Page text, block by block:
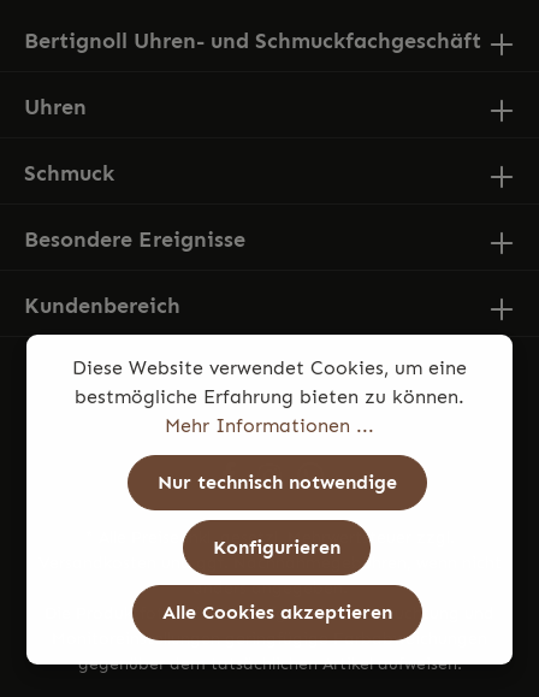
Bertignoll Uhren- und Schmuckfachgeschäft
Uhren
Schmuck
Besondere Ereignisse
Kundenbereich
* Alle Preise inkl. gesetzl. Mehrwertsteuer zzgl.
und ggf. Nachnahmegebühren, wenn nicht
anders angegeben.
Die Produktfotos können aufgrund von Beleuchtung und
Monitoreinstellungen geringfügige Farbabweichungen
gegenüber dem tatsächlichen Artikel aufweisen.
Diese Website verwendet Cookies, um eine
bestmögliche Erfahrung bieten zu können.
Mehr Informationen ...
Nur technisch notwendige
Konfigurieren
Alle Cookies akzeptieren